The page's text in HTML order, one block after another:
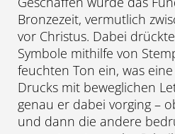
Bronzezeit, vermutlich
vor Christus. Dabei
Symbole mithilfe von
feuchten Ton ein, was
Drucks mit beweglichen
genau er dabei vorging –
und dann die andere